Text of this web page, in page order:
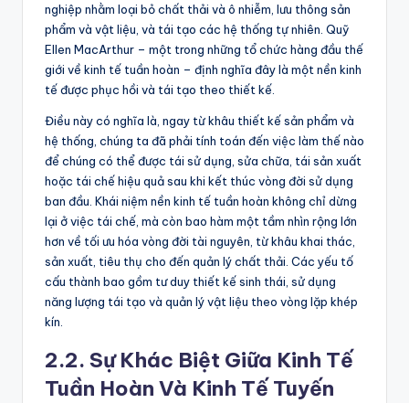
nghiệp nhằm loại bỏ chất thải và ô nhiễm, lưu thông sản
phẩm và vật liệu, và tái tạo các hệ thống tự nhiên. Quỹ
Ellen MacArthur – một trong những tổ chức hàng đầu thế
giới về kinh tế tuần hoàn – định nghĩa đây là một nền kinh
tế được phục hồi và tái tạo theo thiết kế.
Điều này có nghĩa là, ngay từ khâu thiết kế sản phẩm và
hệ thống, chúng ta đã phải tính toán đến việc làm thế nào
để chúng có thể được tái sử dụng, sửa chữa, tái sản xuất
hoặc tái chế hiệu quả sau khi kết thúc vòng đời sử dụng
ban đầu. Khái niệm nền kinh tế tuần hoàn không chỉ dừng
lại ở việc tái chế, mà còn bao hàm một tầm nhìn rộng lớn
hơn về tối ưu hóa vòng đời tài nguyên, từ khâu khai thác,
sản xuất, tiêu thụ cho đến quản lý chất thải. Các yếu tố
cấu thành bao gồm tư duy thiết kế sinh thái, sử dụng
năng lượng tái tạo và quản lý vật liệu theo vòng lặp khép
kín.
2.2. Sự Khác Biệt Giữa Kinh Tế
Tuần Hoàn Và Kinh Tế Tuyến